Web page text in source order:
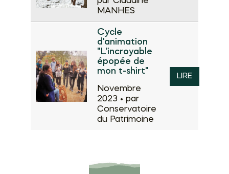
MANHES
Cycle
d'animation
"L'incroyable
épopée de
mon t-shirt"
Novembre
2023 • par
Conservatoire
du Patrimoine
LIRE